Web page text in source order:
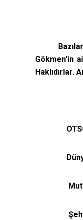
Bazıları,
Gökmen'in
Haklıdırlar.
Mutlaka
Şehit